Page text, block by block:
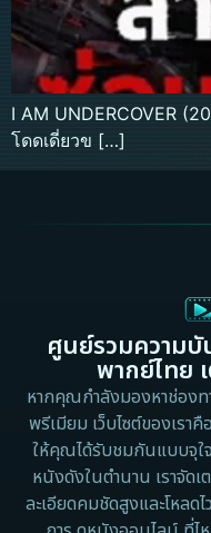
I AM UNDERCOVER
โดดเดี่ยวข […]
ศูนย์รวมความบั
พากย์ไทย
หากคุณกำลังมองหาช่อง
พรีเมียม เว็บไซต์ของเร
ให้คุณได้รับชมกันแบบจุใจ
หนังดังในตำนาน เราจัด
ละเอียดคมชัดสูงและโหล